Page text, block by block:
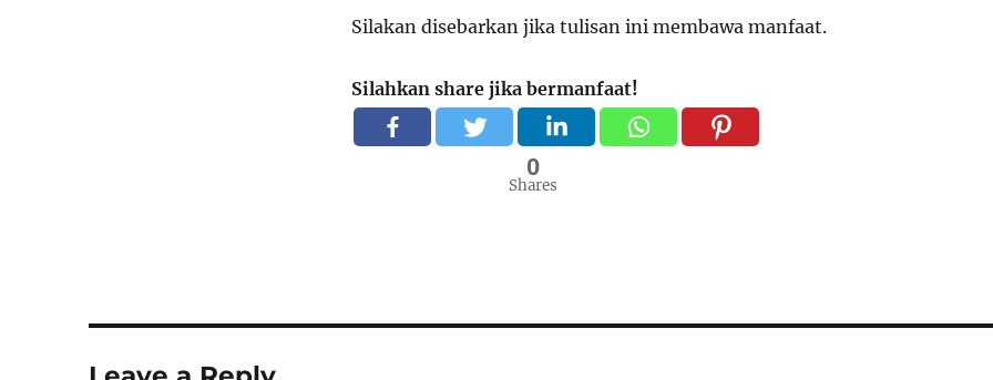
Silakan disebarkan jika tulisan ini membawa manfaat.
Silahkan share jika bermanfaat!
0
Shares